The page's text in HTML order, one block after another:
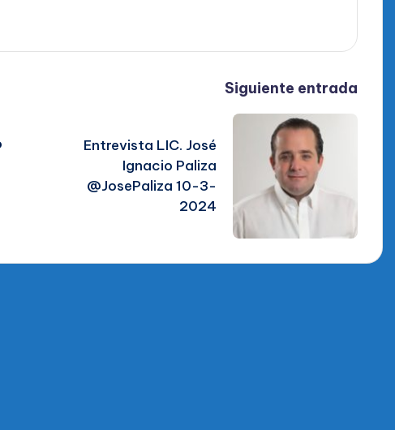
Siguiente entrada
Entrevista LIC. José
Ignacio Paliza
@JosePaliza 10-3-
2024